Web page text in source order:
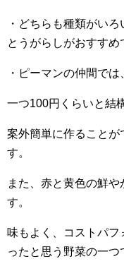
・どちらも種類がい
とうがらしがおすすめ
・ピーマンの仲間で
一つ100円くらいと結
案外簡単に作ることが
す。
また、赤と黄色の鮮
す。
味もよく、コストパ
ったと思う野菜の一つ